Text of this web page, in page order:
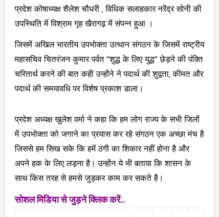
प्रदेश कोषाध्यक्ष शैलेश चौधरी , विधिक सलाहकार नरेंद्र सोनी की
उपस्थिति में विश्राम गृह खैरागढ़ में संपन्न हुआ ।
जिसमें अखिल भारतीय उपभोक्ता उत्थान संगठन के जिसमें राष्ट्रीय
महासचिव चितरंजन कुमार पर्वत “शुद्ध के लिए युद्ध” छेड़ने की पंक्ति
चरितार्थ करने की बात कही उन्होंने ने पदार्थ की शुद्वता, कीमत और
पदार्थ की समयावधि पर विशेष प्रकाश डाला।
प्रदेश अध्यक्ष खुलेश वर्मा ने कहा कि हम लोग राज्य के सभी जिलों
में उपभोक्ता को जगाने का प्रयास कर रहे संगठन एक अच्छा मंच है
जिससे हम सिख सके कि हमें ठगी का शिकार नहीं होना है और
अपने हक के लिए लड़ना है। उन्होंन ये भी बताया कि शासन के
साथ किस तरह से हमसे जुड़कर काम कर सकते है।
सोशल मिडिया से जुड़ने क्लिक करें..